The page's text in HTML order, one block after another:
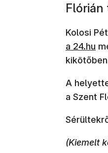
Flórián
Kolosi
a 24.hu
A
a Szent
(Kiemelt